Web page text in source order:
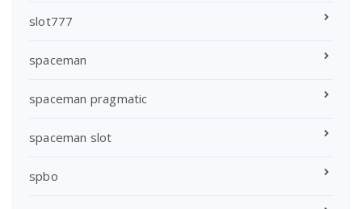
slot777
spaceman
spaceman pragmatic
spaceman slot
spbo